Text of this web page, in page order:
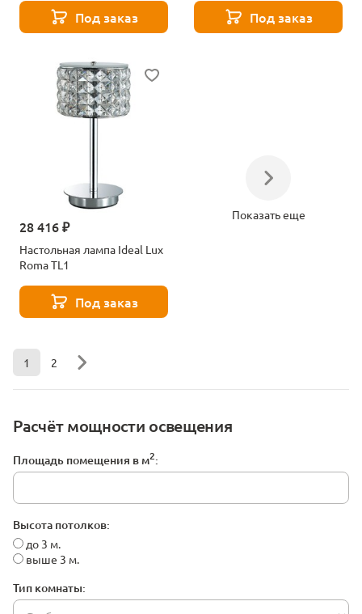
Расчёт мощности освещения
Площадь помещения в м2:
Высота потолков:
до 3 м.
выше 3 м.
Тип комнаты:
Под заказ Под заказ
28 416 ₽
Настольная лампа Ideal Lux
Roma TL1
Под заказ
Показать еще
1 2